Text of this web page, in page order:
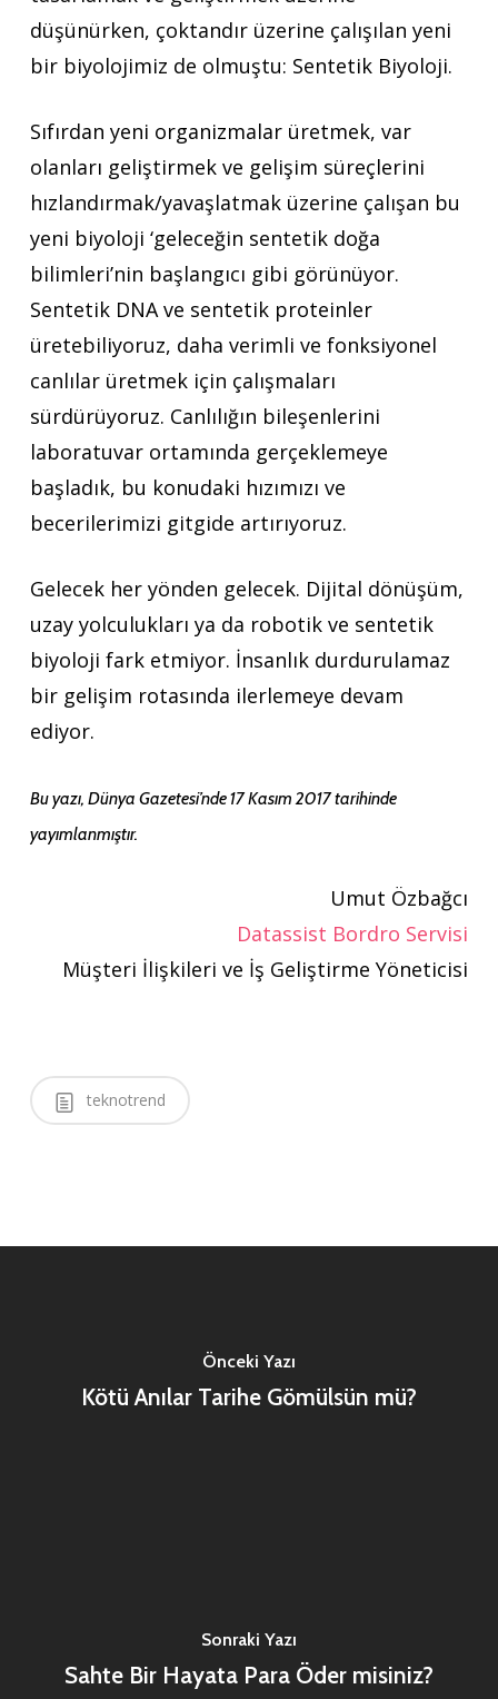
düşünürken, çoktandır üzerine çalışılan yeni
bir biyolojimiz de olmuştu: Sentetik Biyoloji.
Sıfırdan yeni organizmalar üretmek, var
olanları geliştirmek ve gelişim süreçlerini
hızlandırmak/yavaşlatmak üzerine çalışan bu
yeni biyoloji ‘geleceğin sentetik doğa
bilimleri’nin başlangıcı gibi görünüyor.
Sentetik DNA ve sentetik proteinler
üretebiliyoruz, daha verimli ve fonksiyonel
canlılar üretmek için çalışmaları
sürdürüyoruz. Canlılığın bileşenlerini
laboratuvar ortamında gerçeklemeye
başladık, bu konudaki hızımızı ve
becerilerimizi gitgide artırıyoruz.
Gelecek her yönden gelecek. Dijital dönüşüm,
uzay yolculukları ya da robotik ve sentetik
biyoloji fark etmiyor. İnsanlık durdurulamaz
bir gelişim rotasında ilerlemeye devam
ediyor.
Bu yazı, Dünya Gazetesi’nde 17 Kasım 2017 tarihinde
yayımlanmıştır.
Umut Özbağcı
Datassist Bordro Servisi
Müşteri İlişkileri ve İş Geliştirme Yöneticisi
teknotrend
Önceki Yazı
Kötü Anılar Tarihe Gömülsün mü?
Sonraki Yazı
Sahte Bir Hayata Para Öder misiniz?